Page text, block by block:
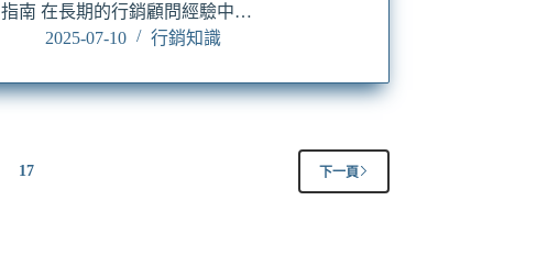
指南 在長期的行銷顧問經驗中…
2025-07-10
行銷知識
17 下一頁